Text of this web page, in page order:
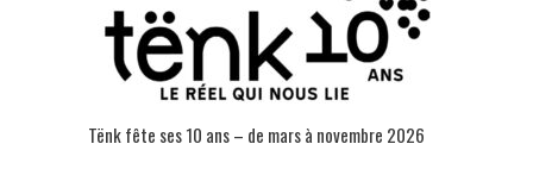
Tënk fête ses 10 ans – de mars à novembre 2026